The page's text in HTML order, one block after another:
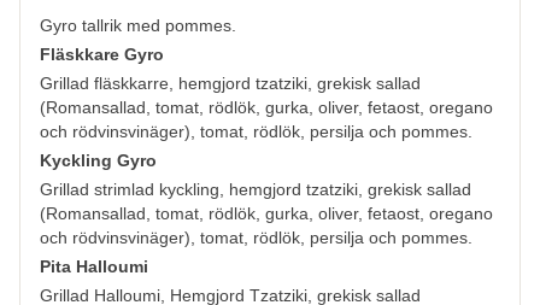
Gyro tallrik med pommes.
Fläskkare Gyro
Grillad fläskkarre, hemgjord tzatziki, grekisk sallad
(Romansallad, tomat, rödlök, gurka, oliver, fetaost, oregano
och rödvinsvinäger), tomat, rödlök, persilja och pommes.
Kyckling Gyro
Grillad strimlad kyckling, hemgjord tzatziki, grekisk sallad
(Romansallad, tomat, rödlök, gurka, oliver, fetaost, oregano
och rödvinsvinäger), tomat, rödlök, persilja och pommes.
Pita Halloumi
Grillad Halloumi, Hemgjord Tzatziki, grekisk sallad